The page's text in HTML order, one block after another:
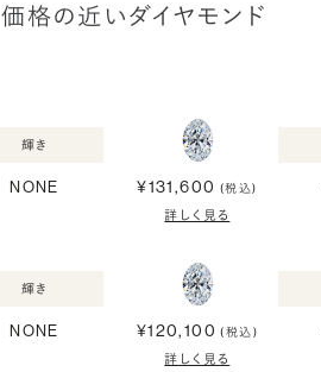
価格の近いダイヤモンド
輝き
NONE ¥131,600 (税込)
詳しく見る
輝き
NONE ¥120,100 (税込)
詳しく見る